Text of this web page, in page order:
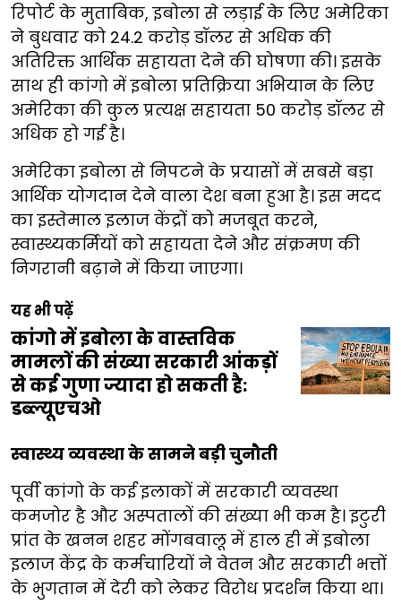
रिपोर्ट के मुताबिक, इबोला से लड़ाई के लिए अमेरिका
ने बुधवार को 24.2 करोड़ डॉलर से अधिक की
अतिरिक्त आर्थिक सहायता देने की घोषणा की। इसके
साथ ही कांगो में इबोला प्रतिक्रिया अभियान के लिए
अमेरिका की कुल प्रत्यक्ष सहायता 50 करोड़ डॉलर से
अधिक हो गई है।
अमेरिका इबोला से निपटने के प्रयासों में सबसे बड़ा
आर्थिक योगदान देने वाला देश बना हुआ है। इस मदद
का इस्तेमाल इलाज केंद्रों को मजबूत करने,
स्वास्थ्यकर्मियों को सहायता देने और संक्रमण की
निगरानी बढ़ाने में किया जाएगा।
यह भी पढ़ें
कांगो में इबोला के वास्तविक
मामलों की संख्या सरकारी आंकड़ों
से कई गुणा ज्यादा हो सकती है:
डब्ल्यूएचओ
स्वास्थ्य व्यवस्था के सामने बड़ी चुनौती
पूर्वी कांगो के कई इलाकों में सरकारी व्यवस्था
कमजोर है और अस्पतालों की संख्या भी कम है। इटुरी
प्रांत के खनन शहर मोंगबवालू में हाल ही में इबोला
इलाज केंद्र के कर्मचारियों ने वेतन और सरकारी भत्तों
के भुगतान में देरी को लेकर विरोध प्रदर्शन किया था।